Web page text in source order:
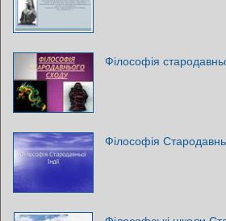
Філософія
Філософія